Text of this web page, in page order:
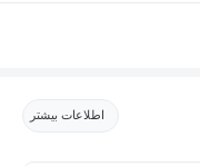
اطلاعات بیشتر